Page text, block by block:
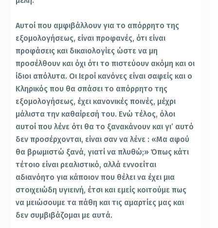
Αυτοί που αμφιβάλλουν για το απόρρητο της
εξομολογήσεως, είναι προφανές, ότι είναι
προφάσεις και δικαιολογίες ώστε να μη
προσέλθουν και όχι ότι το πιστεύουν ακόμη και οι
ίδιοι απόλυτα. Οι Ιεροί κανόνες είναι σαφείς και ο
Κληρικός που θα σπάσει το απόρρητο της
εξομολογήσεως, έχει κανονικές ποινές, μέχρι
μάλιστα την καθαίρεσή του. Ενώ τέλος, όλοι
αυτοί που λένε ότι θα το ξανακάνουν και γι’ αυτό
δεν προσέρχονται, είναι σαν να λένε : «Μα αφού
θα βρωμιστώ ξανά, γιατί να πλυθώ;» Όπως κάτι
τέτοιο είναι ρεαλιστικό, αλλά εννοείται
αδιανόητο για κάποιον που θέλει να έχει μια
στοιχειώδη υγιεινή, έτσι και εμείς κοιτούμε πως
να μειώσουμε τα πάθη και τις αμαρτίες μας και
δεν συμβιβάζομαι με αυτά.